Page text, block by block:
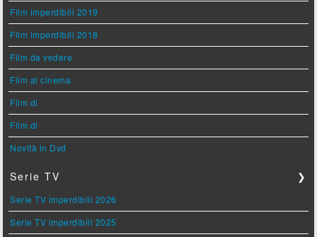
Film imperdibili 2019
Film imperdibili 2018
Film da vedere
Film al cinema
Film di
Film di
Novità in Dvd
Serie TV ❯
Serie TV imperdibili 2026
Serie TV imperdibili 2025